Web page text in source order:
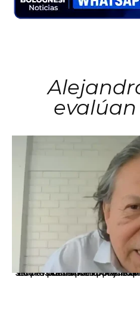
La presidenta Keiko Fujimori informó que la solicitud de indulto presentada por el expresidente Alejandro